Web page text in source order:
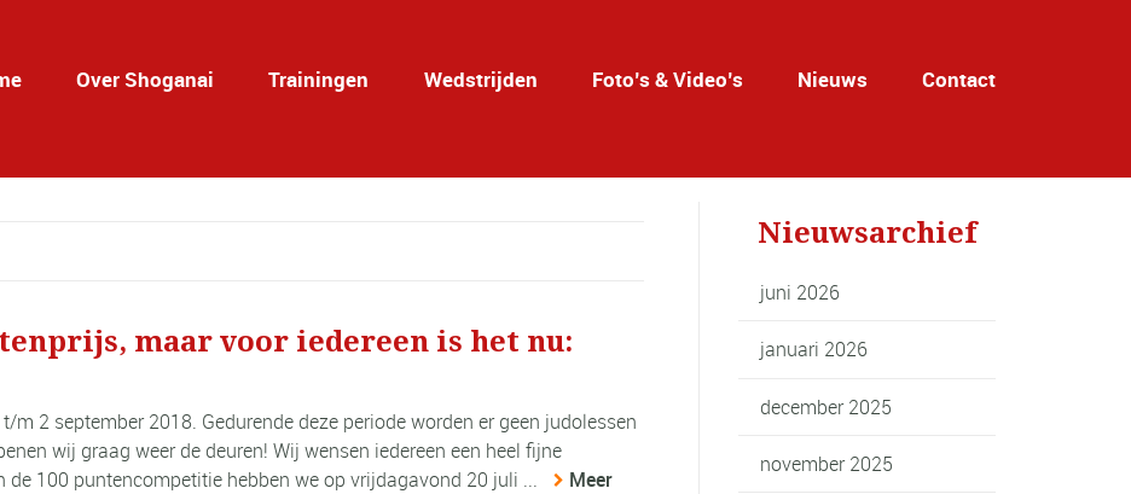
Over Shoganai Trainingen Wedstrijden Foto’s & Video’s Nieuws Contact
maar voor iedereen is het nu:
2 september 2018. Gedurende deze periode worden er geen judolessen
wij graag weer de deuren! Wij wensen iedereen een heel fijne
100 puntencompetitie hebben we op vrijdagavond 20 juli ...
Meer
Nieuwsarchief
juni 2026
januari 2026
december 2025
november 2025